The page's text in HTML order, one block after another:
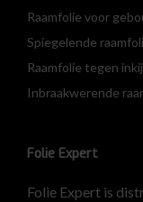
Raamfolie voor
Spiegelende
Raamfolie tegen
Inbraakwerende
Folie Expert
Folie Expert is